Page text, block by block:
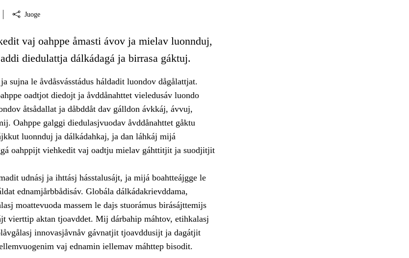
Juoge
vaj oahppe åmasti ávov ja mielav luonnduj,
diedulattja dálkádagá ja birrasa gáktuj.
sujna le åvdåsvásstádus háldadit luondov dågålattjat.
oadtjot diedojt ja åvddånahttet vieledusáv luondo
åtsådallat ja dåbddåt dav gálldon ávkkáj, ávvuj,
Oahppe galggi diedulasjvuodav åvddånahttet gåktu
luonnduj ja dálkádahkaj, ja dan láhkáj mijá
oahppijt viehkedit vaj oadtju mielav gáhttitjit ja suodjitjit
udnásj ja ihttásj hásstalusájt, ja mijá boahtteájgge le
ednamjårbbådisáv. Globála dálkádakrievddama,
moattevuoda massem le dajs stuorámus birásájttemijs
vierttip aktan tjoavddet. Mij dárbahip máhtov, etihkalasj
innovasjåvnåv gávnatjit tjoavddusijt ja dagátjit
vaj ednamin iellemav máhttep bisodit.